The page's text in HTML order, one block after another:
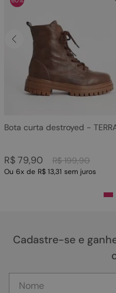
Bota curta destroyed -
R$ 199,90
R$79,90
Ou 6x de R$ 13,31 sem juros
Cadastre-se e